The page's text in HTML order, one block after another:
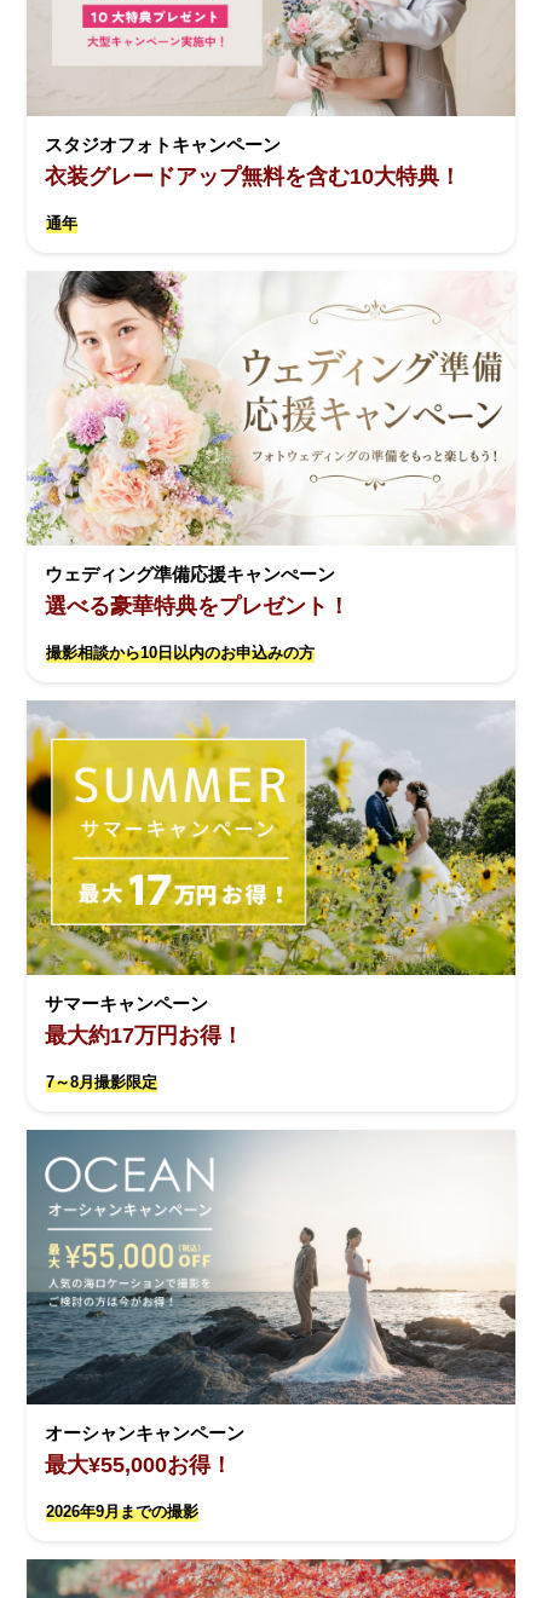
スタジオフォトキャンペーン
衣装グレードアップ無料を含む10大特典！
通年
ウェディング準備応援キャンぺーン
選べる豪華特典をプレゼント！
撮影相談から10日以内のお申込みの方
サマーキャンペーン
最大約17万円お得！
7～8月撮影限定
オーシャンキャンペーン
最大¥55,000お得！
2026年9月までの撮影